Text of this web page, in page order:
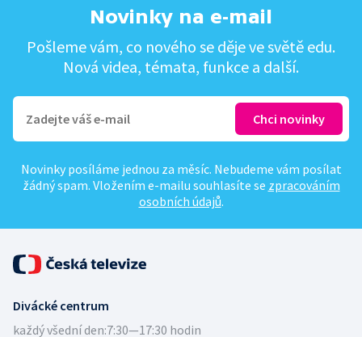
Novinky na e-mail
Pošleme vám, co nového se děje ve světě edu.
Nová videa, témata, funkce a další.
Novinky posíláme jednou za měsíc. Nebudeme vám posílat
žádný spam. Vložením e-mailu souhlasíte se zpracováním
osobních údajů.